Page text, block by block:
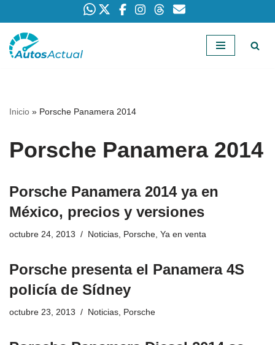
Saltar
Inicio » Porsche Panamera 2014
Porsche Panamera 2014
Porsche Panamera 2014 ya en
México, precios y versiones
octubre 24, 2013 Noticias, Porsche, Ya en venta
Porsche presenta el Panamera 4S
policía de Sídney
octubre 23, 2013 Noticias, Porsche